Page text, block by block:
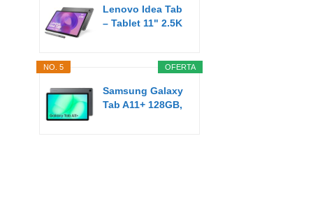
Lenovo Idea Tab
– Tablet 11" 2.5K
OFERTA
NO. 5
Samsung Galaxy
Tab A11+ 128GB,